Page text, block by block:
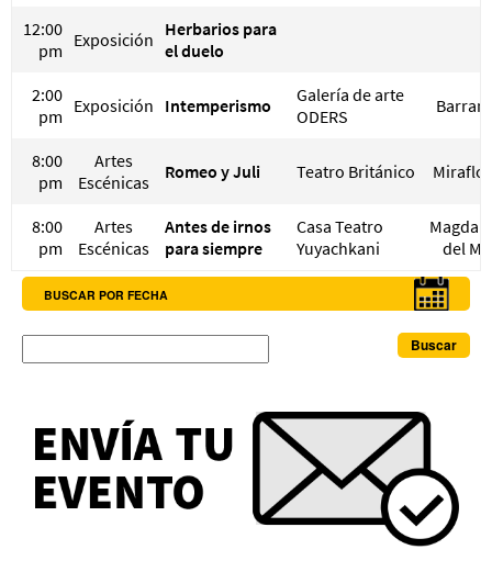
12:00
pm Exposición Herbarios para
el duelo
2:00
pm Exposición Intemperismo
Galería de arte
ODERS
8:00
pm
Artes
Escénicas
Romeo y Juli Teatro Británico
8:00
pm
Artes
Escénicas
Antes de irnos
para siempre
Casa Teatro
Yuyachkani
del
BUSCAR POR FECHA